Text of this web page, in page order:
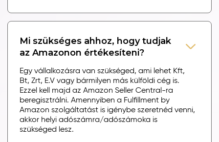
Mi szükséges ahhoz, hogy tudjak
az Amazonon értékesíteni?
Egy vállalkozásra van szükséged, ami lehet Kft,
Bt, Zrt, E.V vagy bármilyen más külföldi cég is.
Ezzel kell majd az Amazon Seller Central-ra
beregisztrálni. Amennyiben a Fulfillment by
Amazon szolgáltatást is igénybe szeretnéd venni,
akkor helyi adószámra/adószámoka is
szükséged lesz.